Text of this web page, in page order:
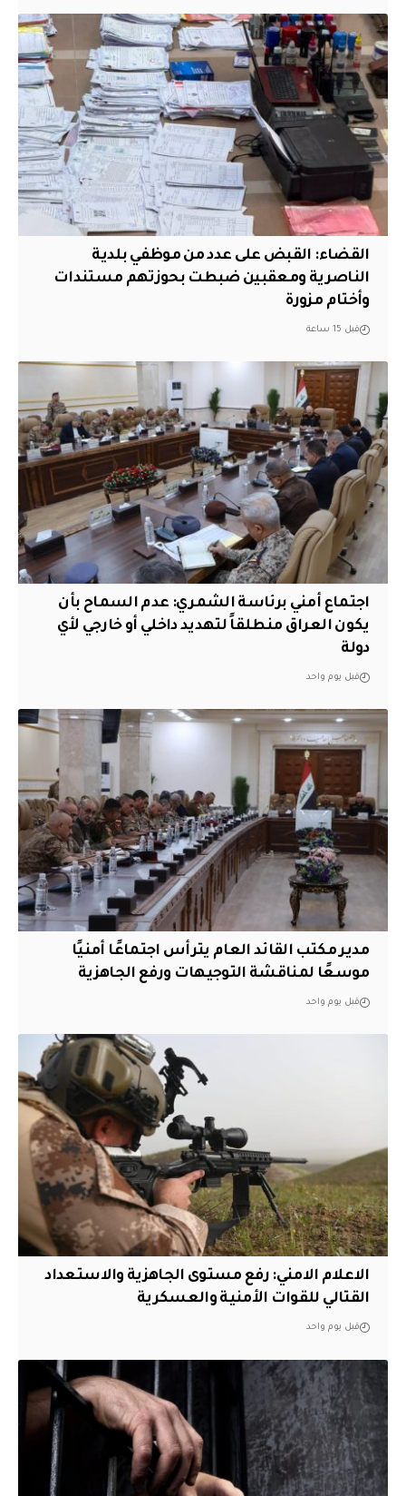
القضاء: القبض على عدد من موظفي بلدية
الناصرية ومعقبين ضبطت بحوزتهم مستندات
وأختام مزورة
قبل 15 ساعة
اجتماع أمني برئاسة الشمري: عدم السماح بأن
يكون العراق منطلقاً لتهديد داخلي أو خارجي لأي
دولة
قبل يوم واحد
مدير مكتب القائد العام يترأس اجتماعًا أمنيًا
موسعًا لمناقشة التوجيهات ورفع الجاهزية
قبل يوم واحد
الاعلام الامني: رفع مستوى الجاهزية والاستعداد
القتالي للقوات الأمنية والعسكرية
قبل يوم واحد